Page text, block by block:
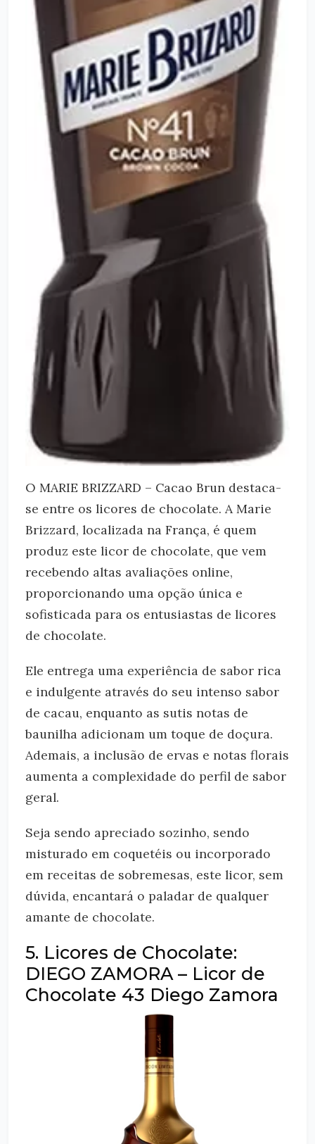
O MARIE BRIZZARD – Cacao Brun destaca-
se entre os licores de chocolate. A Marie
Brizzard, localizada na França, é quem
produz este licor de chocolate, que vem
recebendo altas avaliações online,
proporcionando uma opção única e
sofisticada para os entusiastas de licores
de chocolate.
Ele entrega uma experiência de sabor rica
e indulgente através do seu intenso sabor
de cacau, enquanto as sutis notas de
baunilha adicionam um toque de doçura.
Ademais, a inclusão de ervas e notas florais
aumenta a complexidade do perfil de sabor
geral.
Seja sendo apreciado sozinho, sendo
misturado em coquetéis ou incorporado
em receitas de sobremesas, este licor, sem
dúvida, encantará o paladar de qualquer
amante de chocolate.
5. Licores de Chocolate:
DIEGO ZAMORA – Licor de
Chocolate 43 Diego Zamora